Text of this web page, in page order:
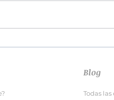
Blog
Todas